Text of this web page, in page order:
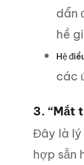
dẫn
hề
Hệ
các
3. “Mắt
Đây là lý
hợp sẵn